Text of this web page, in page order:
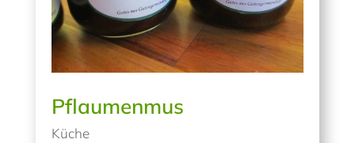
Pflaumenmus
Küche